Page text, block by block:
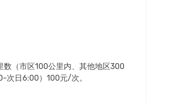
（市区100公里内、其他地区300
次日6:00）100元/次。